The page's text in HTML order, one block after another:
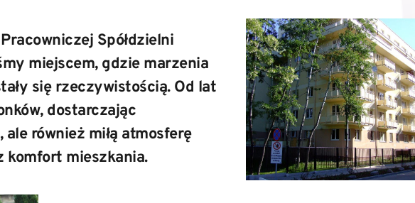
Spółdzielni
miejscem, gdzie marzenia
się rzeczywistością. Od lat
dostarczając
ale również miłą atmosferę
komfort mieszkania.